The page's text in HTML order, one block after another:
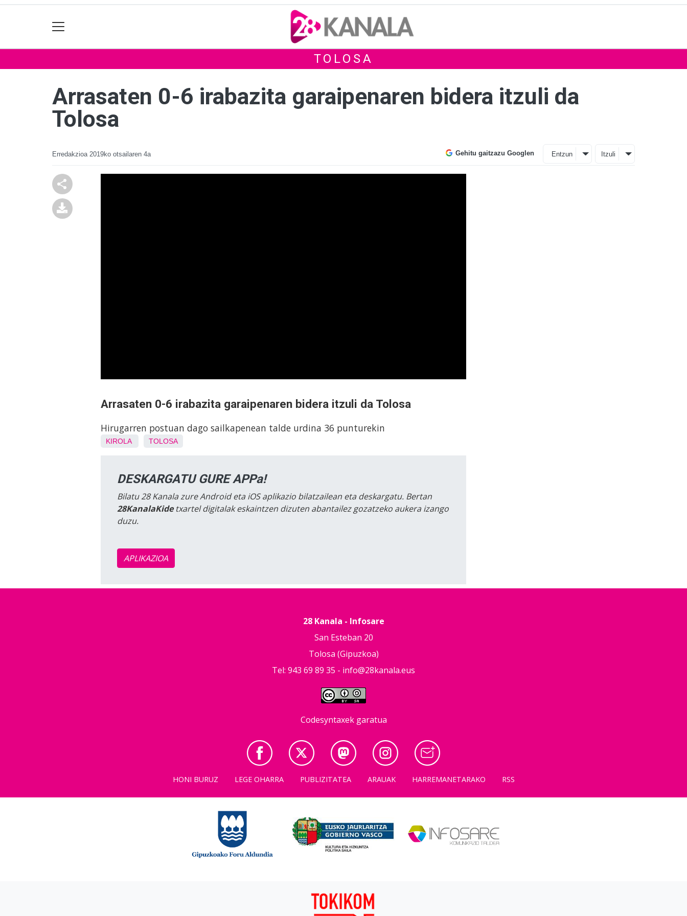
TOLOSA
Arrasaten 0-6 irabazita garaipenaren bidera itzuli da
Tolosa
Erredakzioa 2019ko otsailaren 4a Gehitu gaitzazu Googlen Entzun Itzuli
Arrasaten 0-6 irabazita garaipenaren bidera itzuli da Tolosa
Hirugarren postuan dago sailkapenean talde urdina 36 punturekin
KIROLA TOLOSA
DESKARGATU GURE APPa!
Bilatu 28 Kanala zure Android eta iOS aplikazio bilatzailean eta deskargatu. Bertan
28KanalaKidetxartel digitalak eskaintzen dizuten abantailez gozatzeko aukera izango
duzu.
APLIKAZIOA
28 Kanala - Infosare
San Esteban 20
Tolosa (Gipuzkoa)
Tel: 943 69 89 35 - info@28kanala.eus
Codesyntaxek garatua
HONI BURUZ LEGE OHARRA PUBLIZITATEA ARAUAK HARREMANETARAKO RSS